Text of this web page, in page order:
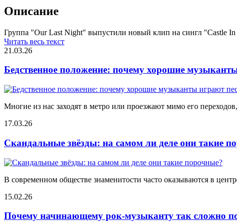
Описание
Группа "Our Last Night" выпустили новый клип на сингл "Castle
Читать весь текст
21.03.26
Бедственное положение: почему хорошие
Многие из нас заходят в метро или проезжают мимо его
17.03.26
Скандальные звёзды: на самом ли деле они такие
В современном обществе знаменитости часто оказываются в
15.02.26
Почему начинающему рок-музыканту так сложно